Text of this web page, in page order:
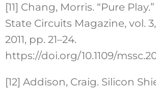
[11] Chang, Morris. “Pure
State Circuits Magazine, vol.
2011, pp. 21–24.
https://doi.org/10.1109/
[12] Addison, Craig. Silicon